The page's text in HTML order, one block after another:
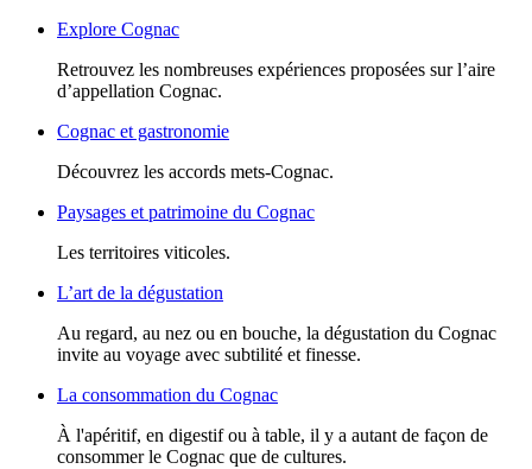
Explore Cognac
Retrouvez les nombreuses expériences proposées sur l’aire
d’appellation Cognac.
Cognac et gastronomie
Découvrez les accords mets-Cognac.
Paysages et patrimoine du Cognac
Les territoires viticoles.
L’art de la dégustation
Au regard, au nez ou en bouche, la dégustation du Cognac
invite au voyage avec subtilité et finesse.
La consommation du Cognac
À l'apéritif, en digestif ou à table, il y a autant de façon de
consommer le Cognac que de cultures.